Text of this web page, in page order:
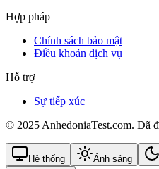
Hợp pháp
Chính sách bảo mật
Điều khoản dịch vụ
Hỗ trợ
Sự tiếp xúc
© 2025 AnhedoniaTest.com. Đã
Hệ thống Ánh sáng